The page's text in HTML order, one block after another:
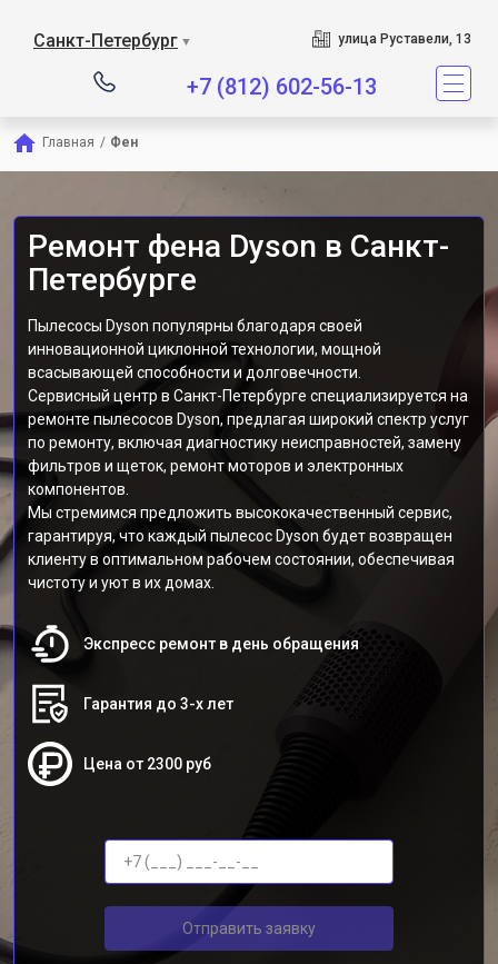
Санкт-Петербург ▼ улица Руставели, 13
+7 (812) 602-56-13
Главная / Фен
Ремонт фена Dyson в Санкт-
Петербурге
Пылесосы Dyson популярны благодаря своей
инновационной циклонной технологии, мощной
всасывающей способности и долговечности.
Сервисный центр в Санкт-Петербурге специализируется на
ремонте пылесосов Dyson, предлагая широкий спектр услуг
по ремонту, включая диагностику неисправностей, замену
фильтров и щеток, ремонт моторов и электронных
компонентов.
Мы стремимся предложить высококачественный сервис,
гарантируя, что каждый пылесос Dyson будет возвращен
клиенту в оптимальном рабочем состоянии, обеспечивая
чистоту и уют в их домах.
Экспресс ремонт в день обращения
Гарантия до 3-х лет
Цена от 2300 руб
Отправить заявку